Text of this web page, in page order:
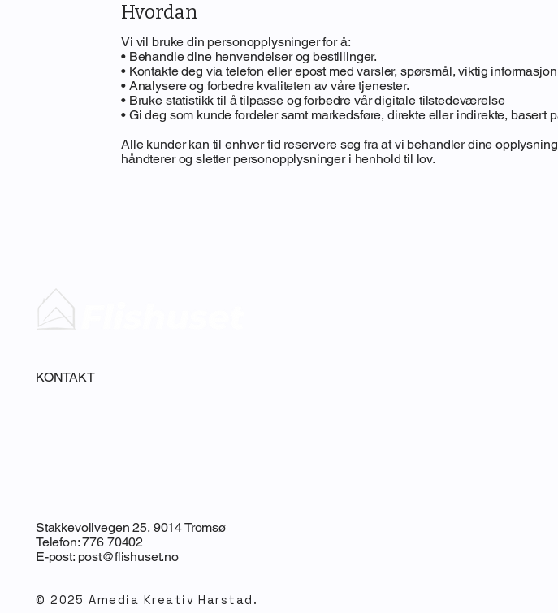
Hvordan
Vi vil bruke din personopplysninger for å:
• Behandle dine henvendelser og bestillinger.
• Kontakte deg via telefon eller epost med varsler, spørsmål, viktig
• Analysere og forbedre kvaliteten av våre tjenester.
• Bruke statistikk til å tilpasse og forbedre vår digitale tilstedeværelse
• Gi deg som kunde fordeler samt markedsføre, direkte eller indirekte, basert
Alle kunder kan til enhver tid reservere seg fra at vi behandler dine
håndterer og sletter personopplysninger i henhold til lov.
© 2025 Amedia Kreativ Harstad.
KONTAKT
Stakkevollvegen 25, 9014 Tromsø
Telefon: 776 70402
E-post: post@flishuset.no